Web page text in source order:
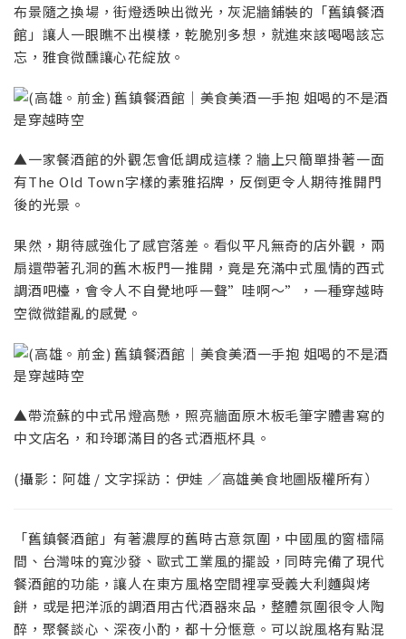
布景隨之換場，街燈透映出微光，灰泥牆鋪裝的「舊鎮餐酒
館」讓人一眼瞧不出模樣，乾脆別多想，就進來該喝喝該忘
忘，雅食微醺讓心花綻放。
▲一家餐酒館的外觀怎會低調成這樣？牆上只簡單掛著一面
有The Old Town字樣的素雅招牌，反倒更令人期待推開門
後的光景。
果然，期待感強化了感官落差。看似平凡無奇的店外觀，兩
扇還帶著孔洞的舊木板門一推開，竟是充滿中式風情的西式
調酒吧檯，會令人不自覺地呼一聲”哇啊〜”，一種穿越時
空微微錯亂的感覺。
▲帶流蘇的中式吊燈高懸，照亮牆面原木板毛筆字體書寫的
中文店名，和玲瑯滿目的各式酒瓶杯具。
(攝影：阿雄 / 文字採訪：伊娃 ／高雄美食地圖版權所有）
「舊鎮餐酒館」有著濃厚的舊時古意氛圍，中國風的窗櫺隔
間、台灣味的寬沙發、歐式工業風的擺設，同時完備了現代
餐酒館的功能，讓人在東方風格空間裡享受義大利麵與烤
餅，或是把洋派的調酒用古代酒器來品，整體氛圍很令人陶
醉，聚餐談心、深夜小酌，都十分愜意。可以說風格有點混